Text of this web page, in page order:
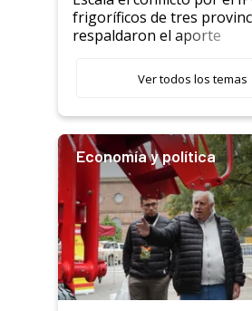
animales: "Mientras me
descalificaban, yo seguí
haciendo currículum"
frigoríficos de tres
respaldaron el aporte
Ver todos los temas
Economía y política